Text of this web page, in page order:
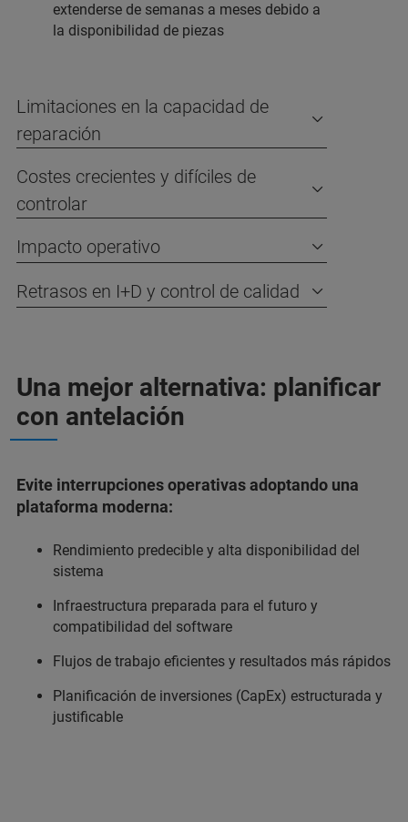
extenderse de semanas a meses debido a
la disponibilidad de piezas
Limitaciones en la capacidad de
reparación
Costes crecientes y difíciles de
controlar
Impacto operativo
Retrasos en I+D y control de calidad
Una mejor alternativa: planificar
con antelación
Evite interrupciones operativas adoptando una
plataforma moderna:
Rendimiento predecible y alta disponibilidad del
sistema
Infraestructura preparada para el futuro y
compatibilidad del software
Flujos de trabajo eficientes y resultados más rápidos
Planificación de inversiones (CapEx) estructurada y
justificable